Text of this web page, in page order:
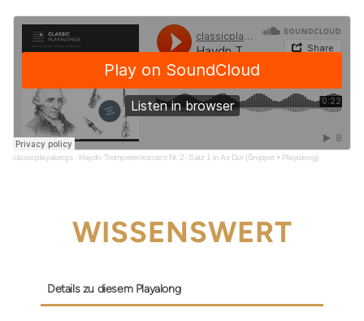
classicplayalongs· Haydn Trompetenkonzert Nr. 2- Satz 1 in As Dur (Snippet • Playalong)
WISSENSWERT
Details zu diesem Playalong